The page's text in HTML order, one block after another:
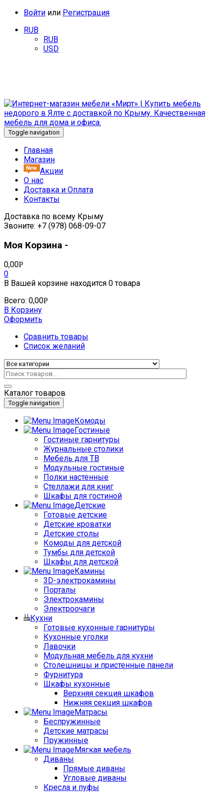
Войти или Регистрация
RUB
RUB
USD
Toggle navigation
Главная
Магазин
Акции
О нас
Доставка и Оплата
Контакты
Доставка по всему Крыму
Звоните: +7 (978) 068-09-07
Моя Корзина -
0,00Р
0
В Вашей корзине находится 0 товара
Всего: 0,00Р
В Корзину
Оформить
Сравнить товары
Список желаний
Каталог товаров
Toggle navigation
Комоды
Гостиные
Гостиные гарнитуры
Журнальные столики
Мебель для ТВ
Модульные гостиные
Полки настенные
Стеллажи для книг
Шкафы для гостиной
Детские
Готовые детские
Детские кроватки
Детские столы
Комоды для детской
Тумбы для детской
Шкафы для детской
Камины
3D-электрокамины
Порталы
Электрокамины
Электроочаги
Кухни
Готовые кухонные гарнитуры
Кухонные уголки
Лавочки
Модульная мебель для кухни
Столешницы и пристенные панели
Фурнитура
Шкафы кухонные
Верхняя секция шкафов
Нижняя секция шкафов
Матрасы
Беспружинные
Детские матрасы
Пружинные
Мягкая мебель
Диваны
Прямые диваны
Угловые диваны
Кресла и пуфы